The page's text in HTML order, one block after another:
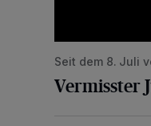
Seit dem 8. Juli
Vermisster